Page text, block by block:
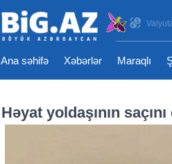
Ana səhifə Xəbərlər Maraqlı
Həyat yoldaşının